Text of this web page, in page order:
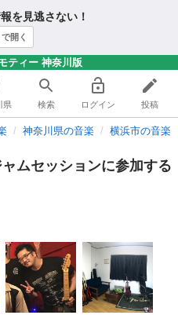
を見逃さない！
開く
ティー 神奈川版
県 検索 ログイン 投稿
神奈川県の音楽 横浜市の音楽
ムセッションに参加する